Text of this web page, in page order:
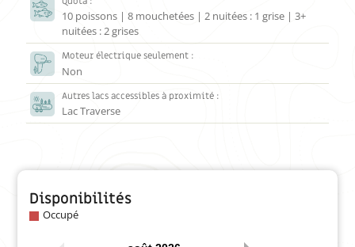
10 poissons | 8 mouchetées | 2 nuitées : 1 grise | 3+
nuitées : 2 grises
Moteur électrique seulement :
Non
Autres lacs accessibles à proximité :
Lac Traverse
Disponibilités
Occupé